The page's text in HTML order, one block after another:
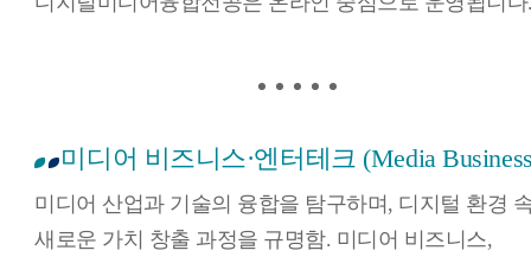
미디어 비즈니스·엔터테크 (Media Business
미디어 산업과 기술의 융합을 탐구하며, 디지털 환경
새로운 가치 창출 과정을 규명함. 미디어 비즈니스,